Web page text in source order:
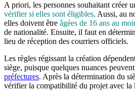
A priori, les personnes souhaitant créer
vérifier si elles sont éligibles. Aussi, au
elles doivent être âgées de 16 ans au
de nationalité. Ensuite, il faut en
lieu de réception des courriers officiels.
Les règles régissant la création
siège, puisque quelques nuances
préfectures. Après la détermination du
vérifier la compatibilité du projet avec la